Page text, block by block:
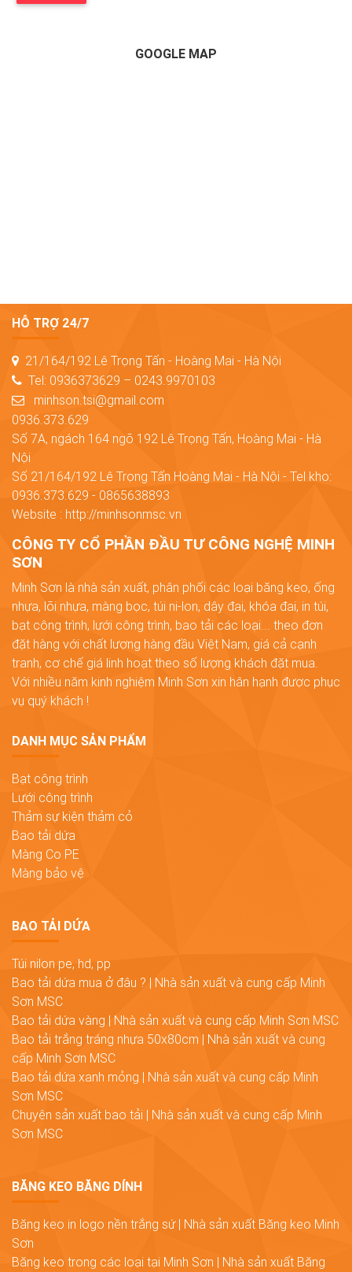
GOOGLE MAP
HỖ TRỢ 24/7
21/164/192 Lê Trọng Tấn - Hoàng Mai - Hà Nội
Tel: 0936373629 – 0243.9970103
minhson.tsi@gmail.com
0936.373.629
Số 7A, ngách 164 ngõ 192 Lê Trọng Tấn, Hoàng Mai - Hà
Nội
Số 21/164/192 Lê Trọng Tấn Hoàng Mai - Hà Nội - Tel kho:
0936.373.629 - 0865638893
Website : http://minhsonmsc.vn
CÔNG TY CỔ PHẦN ĐẦU TƯ CÔNG NGHỆ MINH
SƠN
Minh Sơn là nhà sản xuất, phân phối các loại băng keo, ống
nhựa, lõi nhựa, màng bọc, túi ni-lon, dây đai, khóa đai, in túi,
bạt công trình, lưới công trình, bao tải các loại... theo đơn
đặt hàng với chất lượng hàng đầu Việt Nam, giá cả cạnh
tranh, cơ chế giá linh hoạt theo số lượng khách đặt mua.
Với nhiều năm kinh nghiệm Minh Sơn xin hân hạnh được phục
vụ quý khách !
DANH MỤC SẢN PHẨM
Bạt công trình
Lưới công trình
Thảm sự kiện thảm cỏ
Bao tải dứa
Màng Co PE
Màng bảo vệ
BAO TẢI DỨA
Túi nilon pe, hd, pp
Bao tải dứa mua ở đâu ? | Nhà sản xuất và cung cấp Minh
Sơn MSC
Bao tải dứa vàng | Nhà sản xuất và cung cấp Minh Sơn MSC
Bao tải trắng tráng nhựa 50x80cm | Nhà sản xuất và cung
cấp Minh Sơn MSC
Bao tải dứa xanh mỏng | Nhà sản xuất và cung cấp Minh
Sơn MSC
Chuyên sản xuất bao tải | Nhà sản xuất và cung cấp Minh
Sơn MSC
BĂNG KEO BĂNG DÍNH
Băng keo in logo nền trắng sứ | Nhà sản xuất Băng keo Minh
Sơn
Băng keo trong các loại tại Minh Sơn | Nhà sản xuất Băng